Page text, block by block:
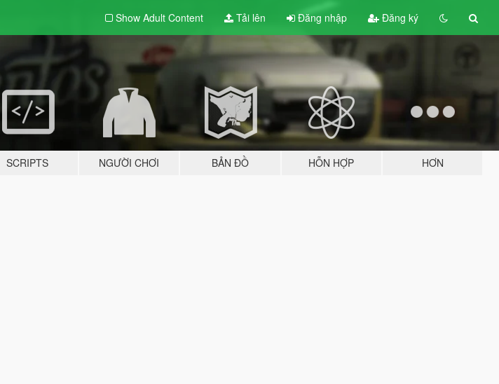
Show Adult Content Tải lên Đăng nhập Đăng ký
SCRIPTS NGƯỜI CHƠI BẢN ĐỒ HỖN HỢP HƠN